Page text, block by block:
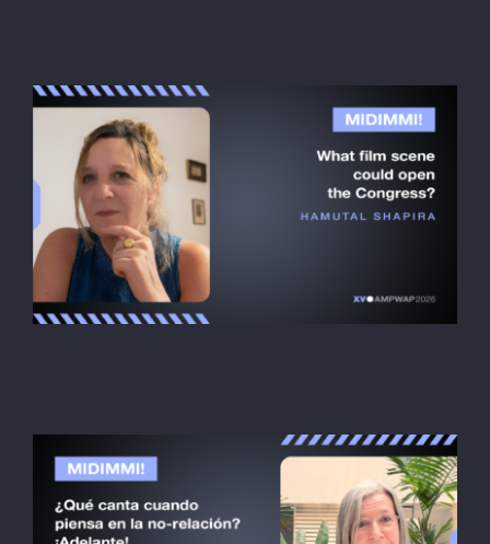
Irene Kuperwajs
Midimmi! PT
Hamutal Shapira
Midimmi! PT